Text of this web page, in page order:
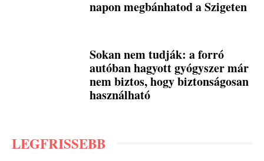
napon megbánhatod a Szigeten
Sokan nem tudják: a forró
autóban hagyott gyógyszer már
nem biztos, hogy biztonságosan
használható
LEGFRISSEBB